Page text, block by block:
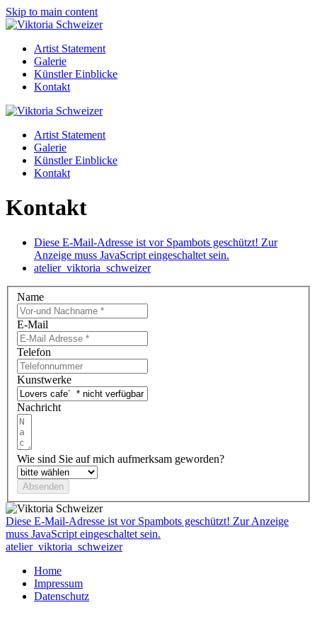
Skip to main content
Artist Statement
Galerie
Künstler Einblicke
Kontakt
Artist Statement
Galerie
Künstler Einblicke
Kontakt
Kontakt
Diese E-Mail-Adresse ist vor Spambots geschützt! Zur
Anzeige muss JavaScript eingeschaltet sein.
atelier_viktoria_schweizer
Name
E-Mail
Telefon
Kunstwerke
Nachricht
Wie sind Sie auf mich aufmerksam geworden?
Diese E-Mail-Adresse ist vor Spambots geschützt! Zur Anzeige
muss JavaScript eingeschaltet sein.
atelier_viktoria_schweizer
Home
Impressum
Datenschutz